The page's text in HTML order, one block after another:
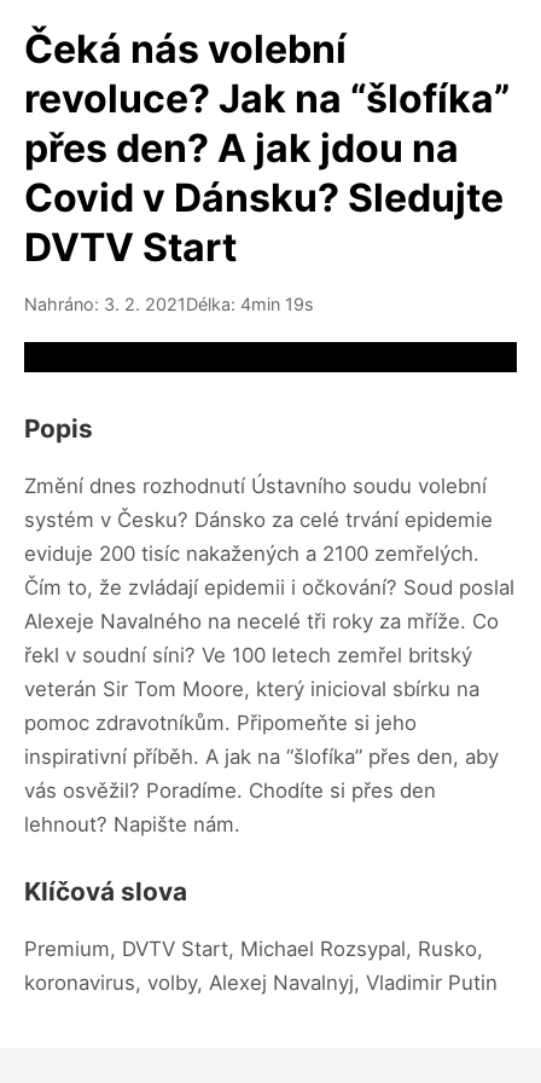
Čeká nás volební
revoluce? Jak na “šlofíka”
přes den? A jak jdou na
Covid v Dánsku? Sledujte
DVTV Start
Nahráno: 3. 2. 2021Délka: 4min 19s
Popis
Změní dnes rozhodnutí Ústavního soudu volební
systém v Česku? Dánsko za celé trvání epidemie
eviduje 200 tisíc nakažených a 2100 zemřelých.
Čím to, že zvládají epidemii i očkování? Soud poslal
Alexeje Navalného na necelé tři roky za mříže. Co
řekl v soudní síni? Ve 100 letech zemřel britský
veterán Sir Tom Moore, který inicioval sbírku na
pomoc zdravotníkům. Připomeňte si jeho
inspirativní příběh. A jak na “šlofíka” přes den, aby
vás osvěžil? Poradíme. Chodíte si přes den
lehnout? Napište nám.
Klíčová slova
Premium, DVTV Start, Michael Rozsypal, Rusko,
koronavirus, volby, Alexej Navalnyj, Vladimir Putin